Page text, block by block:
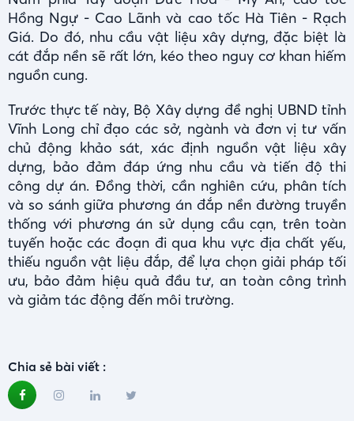
Hồng Ngự - Cao Lãnh và cao tốc Hà Tiên - Rạch
Giá. Do đó, nhu cầu vật liệu xây dựng, đặc biệt là
cát đắp nền sẽ rất lớn, kéo theo nguy cơ khan hiếm
nguồn cung.
Trước thực tế này, Bộ Xây dựng đề nghị UBND tỉnh
Vĩnh Long chỉ đạo các sở, ngành và đơn vị tư vấn
chủ động khảo sát, xác định nguồn vật liệu xây
dựng, bảo đảm đáp ứng nhu cầu và tiến độ thi
công dự án. Đồng thời, cần nghiên cứu, phân tích
và so sánh giữa phương án đắp nền đường truyền
thống với phương án sử dụng cầu cạn, trên toàn
tuyến hoặc các đoạn đi qua khu vực địa chất yếu,
thiếu nguồn vật liệu đắp, để lựa chọn giải pháp tối
ưu, bảo đảm hiệu quả đầu tư, an toàn công trình
và giảm tác động đến môi trường.
Chia sẻ bài viết :